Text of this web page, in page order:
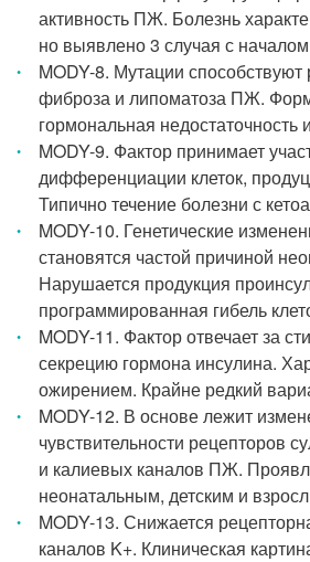
активность ПЖ. Болезнь
но выявлено 3 случая с
MODY-8. Мутации
фиброза и липоматоза ПЖ.
гормональная недостаточность
MODY-9. Фактор принимает
дифференциации клеток,
Типично течение болезни с
MODY-10. Генетические
становятся частой причиной
Нарушается продукция
программированная гибель
MODY-11. Фактор отвечает за
секрецию гормона инсулина.
ожирением. Крайне редкий
MODY-12. В основе лежит
чувствительности рецепторов
и калиевых каналов ПЖ.
неонатальным, детским и
MODY-13. Снижается
каналов K+. Клиническая